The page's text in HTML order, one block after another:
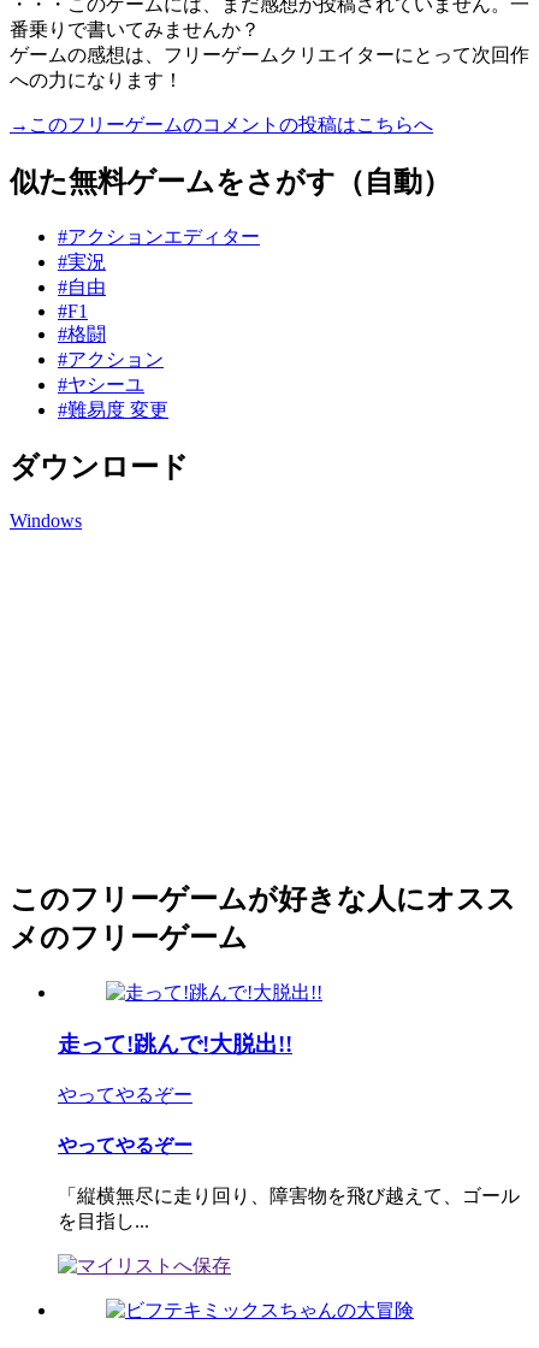
番乗りで書いてみませんか？
ゲームの感想は、フリーゲームクリエイターにとって次回作
への力になります！
→このフリーゲームのコメントの投稿はこちらへ
似た無料ゲームをさがす（自動）
#アクションエディター
#実況
#自由
#F1
#格闘
#アクション
#ヤシーユ
#難易度 変更
ダウンロード
Windows
このフリーゲームが好きな人にオスス
メのフリーゲーム
走って!跳んで!大脱出!!
やってやるぞー
やってやるぞー
「縦横無尽に走り回り、障害物を飛び越えて、ゴール
を目指し...